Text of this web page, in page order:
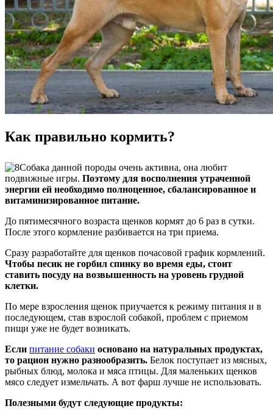
Как правильно кормить?
Собака данной породы очень активна, она любит
подвижные игры. Поэтому для восполнения утраченной
энергии ей необходимо полноценное, сбалансированное и
витаминизированное питание.
До пятимесячного возраста щенков кормят до 6 раз в сутки.
После этого кормление разбивается на три приема.
Сразу разработайте для щенков почасовой график кормлений.
Чтобы песик не горбил спинку во время еды, стоит
ставить посуду на возвышенность на уровень грудной
клетки.
По мере взросления щенок приучается к режиму питания и в
последующем, став взрослой собакой, проблем с приемом
пищи уже не будет возникать.
Если питание собаки основано на натуральных продуктах,
то рацион нужно разнообразить. Белок поступает из мясных,
рыбных блюд, молока и мяса птицы. Для маленьких щенков
мясо следует измельчать. А вот фарш лучше не использовать.
Полезными будут следующие продукты: